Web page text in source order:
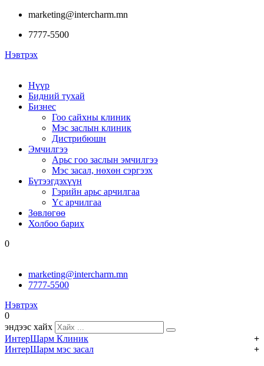
marketing@intercharm.mn
7777-5500
Нэвтрэх
Нүүр
Бидний тухай
Бизнес
Гоо сайхны клиник
Мэс заслын клиник
Дистрибюшн
Эмчилгээ
Арьс гоо заслын эмчилгээ
Мэс засал, нөхөн сэргээх
Бүтээгдэхүүн
Гэрийн арьс арчилгаа
Үс арчилгаа
Зөвлөгөө
Холбоо барих
0
marketing@intercharm.mn
7777-5500
Нэвтрэх
0
эндээс хайх
ИнтерШарм Клиник
ИнтерШарм мэс засал